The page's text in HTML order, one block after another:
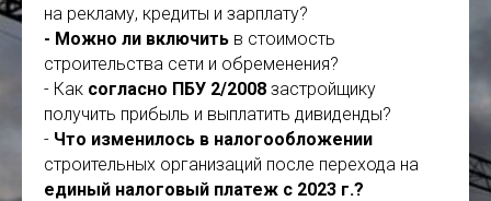
на рекламу, кредиты и зарплату?
- Можно ли включить в стоимость
строительства сети и обременения?
- Как согласно ПБУ 2/2008 застройщику
получить прибыль и выплатить дивиденды?
- Что изменилось в налогообложении
строительных организаций после перехода на
единый налоговый платеж с 2023 г.?